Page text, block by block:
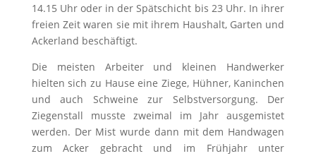
14.15 Uhr oder in der Spätschicht bis 23 Uhr. In ihrer
freien Zeit waren sie mit ihrem Haushalt, Garten und
Ackerland beschäftigt.
Die meisten Arbeiter und kleinen Handwerker
hielten sich zu Hause eine Ziege, Hühner, Kaninchen
und auch Schweine zur Selbstversorgung. Der
Ziegenstall musste zweimal im Jahr ausgemistet
werden. Der Mist wurde dann mit dem Handwagen
zum Acker gebracht und im Frühjahr unter